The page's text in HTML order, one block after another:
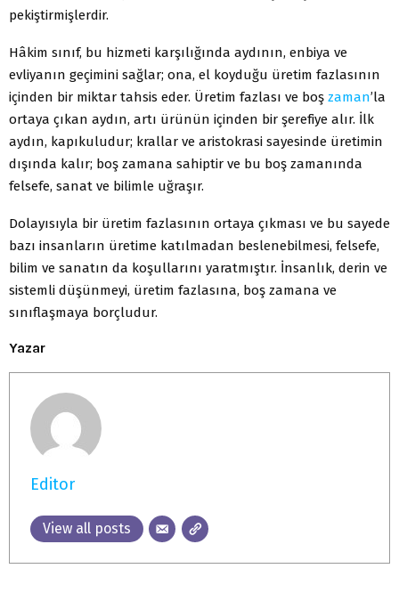
pekiştirmişlerdir.
Hâkim sınıf, bu hizmeti karşılığında aydının, enbiya ve
evliyanın geçimini sağlar; ona, el koyduğu üretim fazlasının
içinden bir miktar tahsis eder. Üretim fazlası ve boş zaman’la
ortaya çıkan aydın, artı ürünün içinden bir şerefiye alır. İlk
aydın, kapıkuludur; krallar ve aristokrasi sayesinde üretimin
dışında kalır; boş zamana sahiptir ve bu boş zamanında
felsefe, sanat ve bilimle uğraşır.
Dolayısıyla bir üretim fazlasının ortaya çıkması ve bu sayede
bazı insanların üretime katılmadan beslenebilmesi, felsefe,
bilim ve sanatın da koşullarını yaratmıştır. İnsanlık, derin ve
sistemli düşünmeyi, üretim fazlasına, boş zamana ve
sınıflaşmaya borçludur.
Yazar
Editor
View all posts